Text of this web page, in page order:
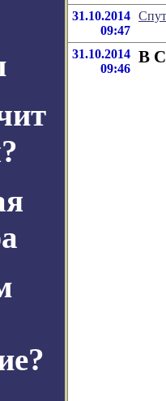
31.10.2014
09:47
31.10.2014
09:46
В